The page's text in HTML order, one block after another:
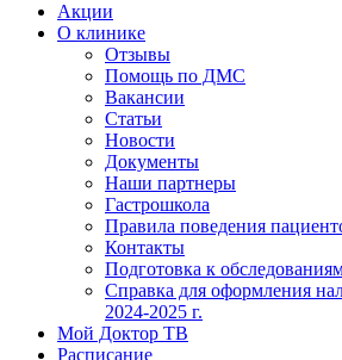
Акции
О клинике
Отзывы
Помощь по ДМС
Вакансии
Статьи
Новости
Документы
Наши партнеры
Гастрошкола
Правила поведения
Контакты
Подготовка к
Справка для оформления
2024-2025 г.
Мой Доктор ТВ
Расписание